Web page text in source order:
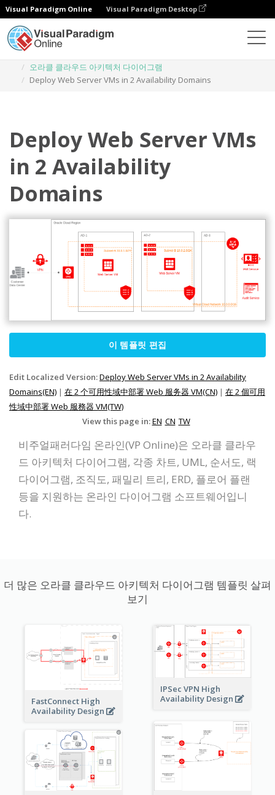
Visual Paradigm Online Visual Paradigm Desktop
오라클 클라우드 아키텍처 다이어그램
Deploy Web Server VMs in 2 Availability Domains
Deploy Web Server VMs
in 2 Availability
Domains
이 템플릿 편집
Edit Localized Version:Deploy Web Server VMs in 2 Availability
Domains(EN) | 在 2 个可用性域中部署 Web 服务器 VM(CN) | 在 2 個可用
性域中部署 Web 服務器 VM(TW)
View this page in:EN CN TW
비주얼패러다임 온라인(VP Online)은 오라클 클라우
드 아키텍처 다이어그램, 각종 차트, UML, 순서도, 랙
다이어그램, 조직도, 패밀리 트리, ERD, 플로어 플랜
등을 지원하는 온라인 다이어그램 소프트웨어입니
다.
더 많은 오라클 클라우드 아키텍처 다이어그램 템플릿 살펴
보기
FastConnect High
Availability Design
IPSec VPN High
Availability Design